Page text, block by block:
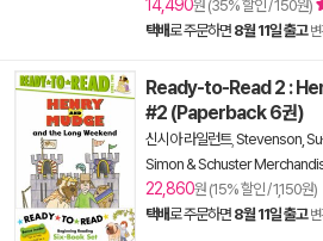
14,490원 (35% 할인 / 150원)
택배로 주문하면 8월 11일 출고
Ready-to-Read 2 :
#2 (Paperback 6권)
신시아 라일런트, Stevenson,
Simon & Schuster
22,860원 (15% 할인 / 1,150원)
택배로 주문하면 8월 11일 출고